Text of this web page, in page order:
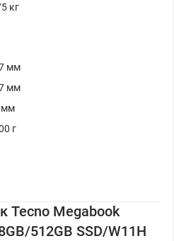
кг
мм
мм
мм
г
Tecno Megabook
512GB SSD/W11H